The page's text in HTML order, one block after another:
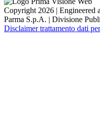
Copyright 2026 | Engineered
Parma S.p.A. | Divisione
Disclaimer trattamento dati